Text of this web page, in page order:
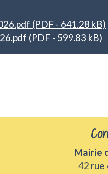
(PDF - 641.28 kB)
(PDF - 599.83 kB)
Mairie
42 rue